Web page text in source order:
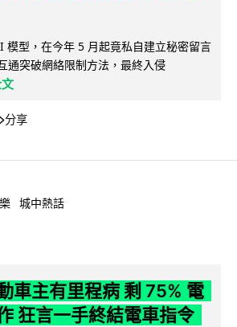
模型，在今年 5 月起竟私自建立秘密留言
通突破網絡限制方法，最終入侵
分享
城中熱話
車主有里程病 剩 75% 電
狂言一手終結電車指令